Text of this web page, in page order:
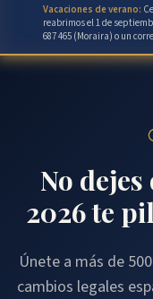
Vacaciones de verano:
reabrimos el 1 de
687 465 (Moraira) o un
No
2026 te
Únete a más de
cambios legales